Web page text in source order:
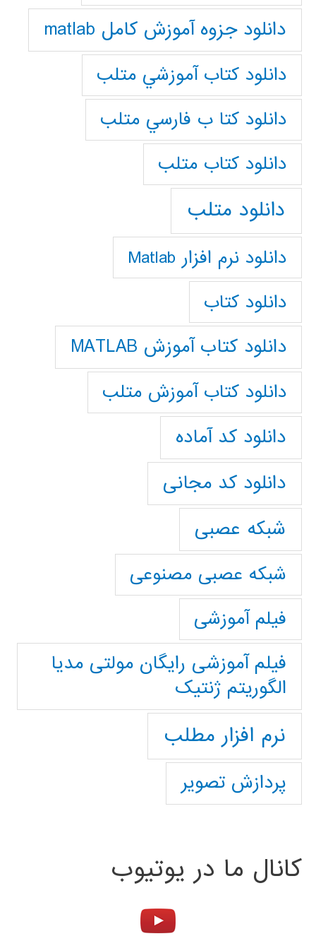
دانلود جزوه آموزش کامل matlab
دانلود كتاب آموزشي متلب
دانلود كتا ب فارسي متلب
دانلود كتاب متلب
دانلود متلب
دانلود نرم افزار Matlab
دانلود کتاب
دانلود کتاب آموزش MATLAB
دانلود کتاب آموزش متلب
دانلود کد آماده
دانلود کد مجانی
شبکه عصبی
شبکه عصبی مصنوعی
فیلم آموزشی
فیلم آموزشی رایگان مولتی مدیا
الگوریتم ژنتیک
نرم افزار مطلب
پردازش تصویر
کانال ما در یوتیوب